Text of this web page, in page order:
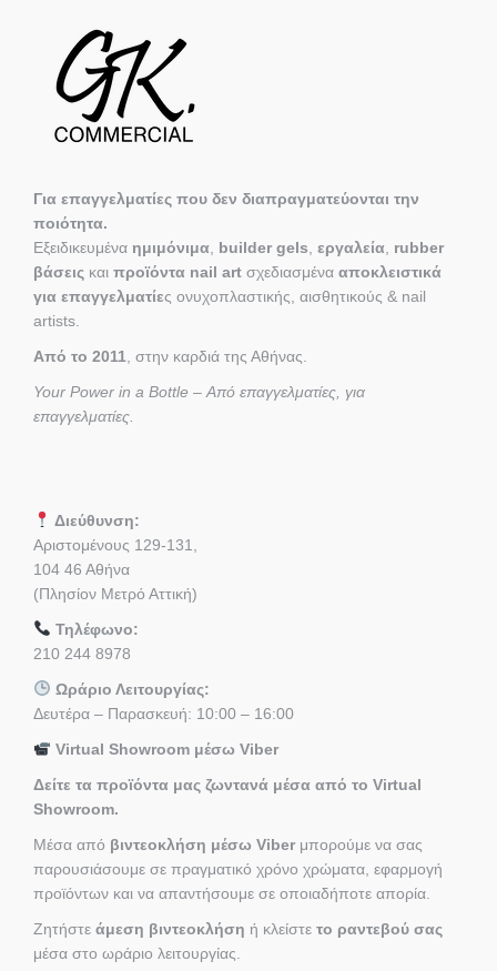
Για επαγγελματίες που δεν διαπραγματεύονται την
ποιότητα.
Εξειδικευμένα ημιμόνιμα builder gels εργαλεία rubber
βάσεις και προϊόντα nail art σχεδιασμένα αποκλειστικά
για επαγγελματίες ονυχοπλαστικής, αισθητικούς & nail
artists.
Από το 2011 , στην καρδιά της Αθήνας.
Your Power in a Bottle – Από επαγγελματίες, για
επαγγελματίες.
Διεύθυνση:
Αριστομένους 129-131,
104 46 Αθήνα
(Πλησίον Μετρό Αττική)
Τηλέφωνο:
210 244 8978
Ωράριο Λειτουργίας:
Δευτέρα – Παρασκευή: 10:00 – 16:00
Virtual Showroom μέσω Viber
Δείτε τα προϊόντα μας ζωντανά μέσα από το Virtual
Showroom.
Μέσα από βιντεοκλήση μέσω Viber μπορούμε να σας
παρουσιάσουμε σε πραγματικό χρόνο χρώματα, εφαρμογή
προϊόντων και να απαντήσουμε σε οποιαδήποτε απορία.
Ζητήστε άμεση βιντεοκλήση ή κλείστε το ραντεβού σας
μέσα στο ωράριο λειτουργίας.